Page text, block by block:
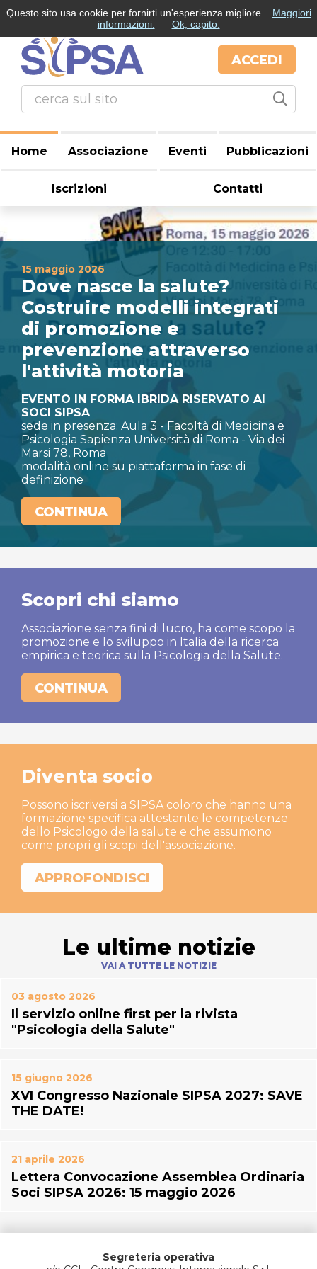
ACCEDI
Home Associazione Eventi Pubblicazioni
Iscrizioni Contatti
15 maggio 2026
Dove nasce la salute?
Costruire modelli integrati
di promozione e
prevenzione attraverso
l'attività motoria
EVENTO IN FORMA IBRIDA RISERVATO AI
SOCI SIPSA
sede in presenza: Aula 3 - Facoltà di Medicina e
Psicologia Sapienza Università di Roma - Via dei
Marsi 78, Roma
modalità online su piattaforma in fase di
definizione
CONTINUA
Scopri chi siamo
Associazione senza fini di lucro, ha come scopo la
promozione e lo sviluppo in Italia della ricerca
empirica e teorica sulla Psicologia della Salute.
CONTINUA
Diventa socio
Possono iscriversi a SIPSA coloro che hanno una
formazione specifica attestante le competenze
dello Psicologo della salute e che assumono
come propri gli scopi dell'associazione.
APPROFONDISCI
Le ultime notizie
03 agosto 2026
Il servizio online first per la rivista
"Psicologia della Salute"
15 giugno 2026
XVI Congresso Nazionale SIPSA 2027: SAVE
THE DATE!
21 aprile 2026
Lettera Convocazione Assemblea Ordinaria
Soci SIPSA 2026: 15 maggio 2026
VAI A TUTTE LE NOTIZIE
Segreteria operativa
Questo sito usa cookie per fornirti un'esperienza migliore.
Maggiori
informazioni.
Ok, capito.